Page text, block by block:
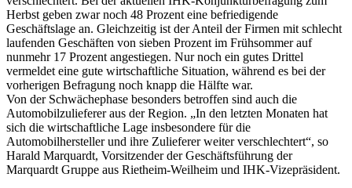
Herbst geben zwar noch 48 Prozent eine befriedigende
Geschäftslage an. Gleichzeitig ist der Anteil der Firmen mit schlecht
laufenden Geschäften von sieben Prozent im Frühsommer auf
nunmehr 17 Prozent angestiegen. Nur noch ein gutes Drittel
vermeldet eine gute wirtschaftliche Situation, während es bei der
vorherigen Befragung noch knapp die Hälfte war.
Von der Schwächephase besonders betroffen sind auch die
Automobilzulieferer aus der Region. „In den letzten Monaten hat
sich die wirtschaftliche Lage insbesondere für die
Automobilhersteller und ihre Zulieferer weiter verschlechtert“, so
Harald Marquardt, Vorsitzender der Geschäftsführung der
Marquardt Gruppe aus Rietheim-Weilheim und IHK-Vizepräsident.